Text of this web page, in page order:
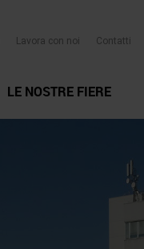
Lavora con noi Contatti
LE NOSTRE FIERE